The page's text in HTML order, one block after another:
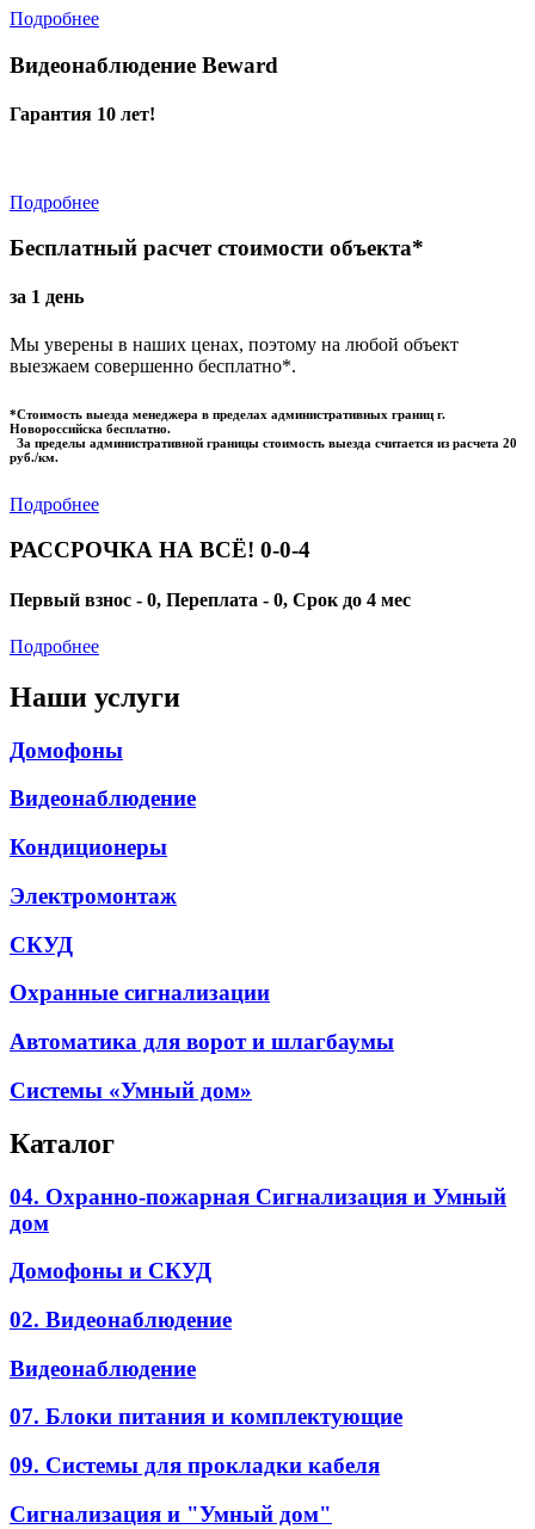
Подробнее
Видеонаблюдение Beward
Гарантия 10 лет!
Подробнее
Бесплатный расчет стоимости объекта*
за 1 день
Мы уверены в наших ценах, поэтому на любой объект
выезжаем совершенно бесплатно*.
*Стоимость выезда менеджера в пределах административных границ г.
Новороссийска бесплатно.
За пределы административной границы стоимость выезда считается из расчета 20
руб./км.
Подробнее
РАССРОЧКА НА ВСЁ! 0-0-4
Первый взнос - 0, Переплата - 0, Срок до 4 мес
Подробнее
Наши услуги
Домофоны
Видеонаблюдение
Кондиционеры
Электромонтаж
СКУД
Охранные сигнализации
Автоматика для ворот и шлагбаумы
Системы «Умный дом»
Каталог
04. Охранно-пожарная Сигнализация и Умный
дом
Домофоны и СКУД
02. Видеонаблюдение
Видеонаблюдение
07. Блоки питания и комплектующие
09. Системы для прокладки кабеля
Сигнализация и "Умный дом"